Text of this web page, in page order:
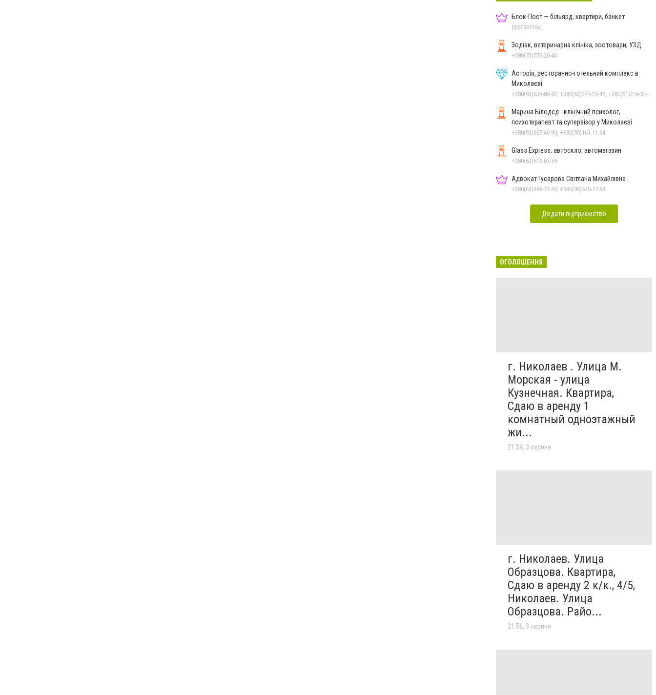
Блок-Пост — більярд, квартири, банкет
0662962164
Зодіак, ветеринарна клініка, зоотовари, УЗД
+380(73)073-20-40
Асторія, ресторанно-готельний комплекс в
Миколаєві
Марина Білодєд - клінічний психолог,
психотерапевт та супервізор у Миколаєві
+380(93)667-46-99, +380(50)161-11-34
Glass Express, автоскло, автомагазин
+380(63)612-07-59
Адвокат Гусарова Світлана Михайлівна
+380(63)398-77-44, +380(96)540-77-63
Додати підприємство
ОГОЛОШЕННЯ
г. Николаев . Улица М.
Морская - улица
Кузнечная. Квартира,
Сдаю в аренду 1
комнатный одноэтажный
жи...
21:59, 3 серпня
г. Николаев. Улица
Образцова. Квартира,
Сдаю в аренду 2 к/к., 4/5,
Николаев. Улица
Образцова. Райо...
21:56, 3 серпня